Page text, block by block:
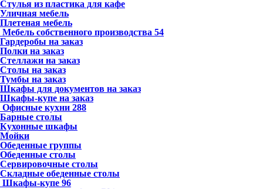
Стулья из пластика для кафе
Уличная мебель
Плетеная мебель
Мебель собственного производства 54
Гардеробы на заказ
Полки на заказ
Стеллажи на заказ
Столы на заказ
Тумбы на заказ
Шкафы для документов на заказ
Шкафы-купе на заказ
Офисные кухни 288
Барные столы
Кухонные шкафы
Мойки
Обеденные группы
Обеденные столы
Сервировочные столы
Складные обеденные столы
Шкафы-купе 96